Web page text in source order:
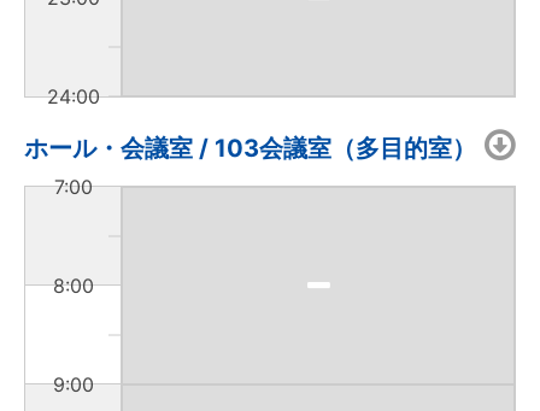
24:00
ホール・会議室 / 103会議室（多目的室）
7:00
8:00
9:00